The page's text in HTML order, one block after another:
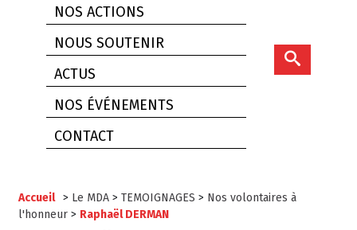
NOS ACTIONS
NOUS SOUTENIR
ACTUS
NOS ÉVÉNEMENTS
CONTACT
Accueil > Le MDA> TEMOIGNAGES > Nos volontaires à
l'honneur> Raphaël DERMAN